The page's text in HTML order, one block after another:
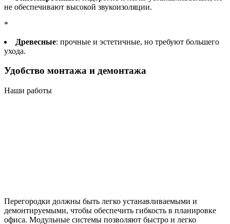
не обеспечивают высокой звукоизоляции.
*
Древесные: прочные и эстетичные, но требуют большего
ухода.
Удобство монтажа и демонтажа
Наши работы
Перегородки должны быть легко устанавливаемыми и
демонтируемыми, чтобы обеспечить гибкость в планировке
офиса. Модульные системы позволяют быстро и легко